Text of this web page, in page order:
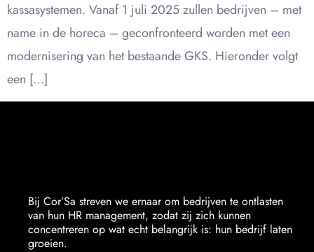
kassasystemen. Vanaf 1 juli 2025 zullen bedrijven – met
name in de horeca – geconfronteerd worden met een
modernisering van het bestaande GKS. Hieronder volgt
een […]
Bij Cor’Sa streven we ernaar om bedrijven te ontlasten
van hun HR management, zodat zij zich kunnen
concentreren op wat echt belangrijk is: hun bedrijf laten
groeien.